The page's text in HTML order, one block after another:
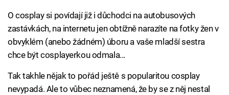
O cosplay si povídají již i důchodci na autobusových
zastávkách, na internetu jen obtížně narazíte na fotky žen v
obvyklém (anebo žádném) úboru a vaše mladší sestra
chce být cosplayerkou odmala...
Tak takhle nějak to pořád ještě s popularitou cosplay
nevypadá. Ale to vůbec neznamená, že by se z něj nestal